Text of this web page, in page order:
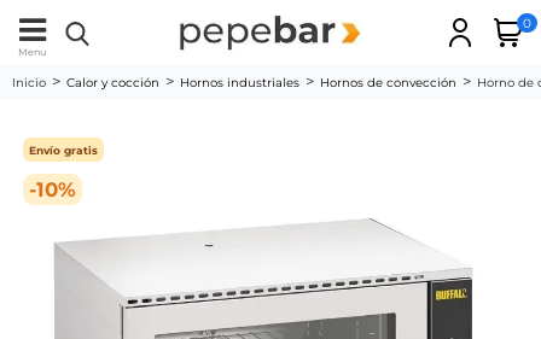
Menu
0
Inicio Calor y cocción Hornos industriales Hornos de convección Horno de
-10%
Envío gratis